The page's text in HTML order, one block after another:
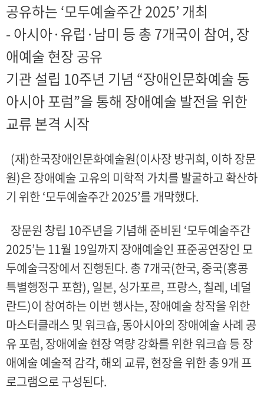
공유하는 ‘모두예술주간 2025’ 개최
- 아시아·유럽·남미 등 총 7개국이 참여, 장
애예술 현장 공유
기관 설립 10주년 기념 “장애인문화예술 동
아시아 포럼”을 통해 장애예술 발전을 위한
교류 본격 시작
(재)한국장애인문화예술원(이사장 방귀희, 이하 장문
원)은 장애예술 고유의 미학적 가치를 발굴하고 확산하
기 위한 ‘모두예술주간 2025’를 개막했다.
장문원 창립 10주년을 기념해 준비된 ‘모두예술주간
2025’는 11월 19일까지 장애예술인 표준공연장인 모
두예술극장에서 진행된다. 총 7개국(한국, 중국(홍콩
특별행정구 포함), 일본, 싱가포르, 프랑스, 칠레, 네덜
란드)이 참여하는 이번 행사는, 장애예술 창작을 위한
마스터클래스 및 워크숍, 동아시아의 장애예술 사례 공
유 포럼, 장애예술 현장 역량 강화를 위한 워크숍 등 장
애예술 예술적 감각, 해외 교류, 현장을 위한 총 9개 프
로그램으로 구성된다.